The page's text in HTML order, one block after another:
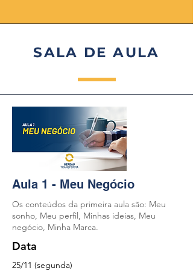
SALA DE AULA
Aula 1 - Meu Negócio
Os conteúdos da primeira aula são: Meu
sonho, Meu perfil, Minhas ideias, Meu
negócio, Minha Marca.
Data
25/11 (segunda)